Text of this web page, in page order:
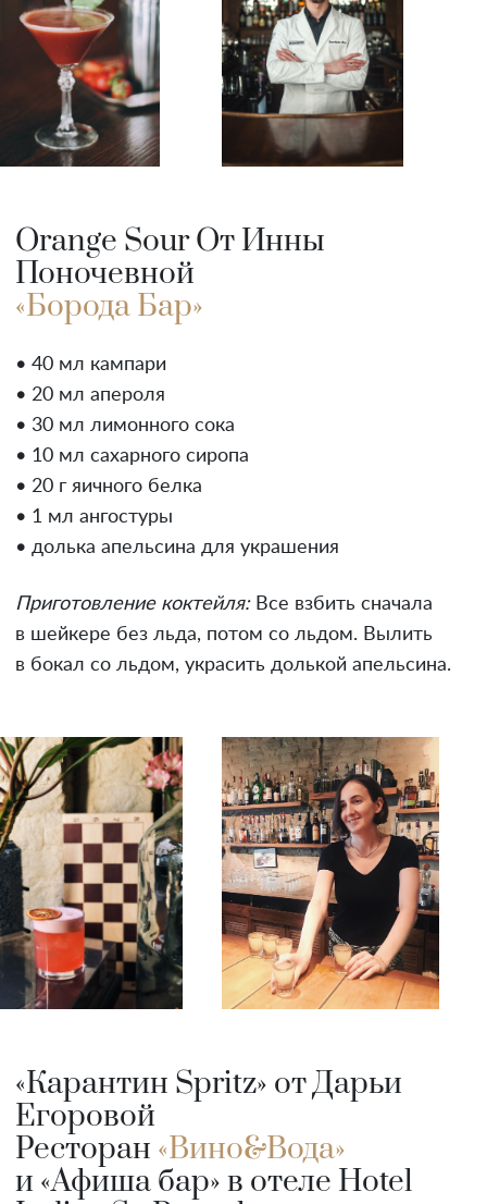
Orange Sour От Инны
Поночевной
«Борода Бар»
• 40 мл кампари
• 20 мл апероля
• 30 мл лимонного сока
• 10 мл сахарного сиропа
• 20 г яичного белка
• 1 мл ангостуры
• долька апельсина для украшения
Приготовление коктейля: Все взбить сначала
в шейкере без льда, потом со льдом. Вылить
в бокал со льдом, украсить долькой апельсина.
«Карантин Spritz» от Дарьи
Егоровой
Ресторан «Вино&Вода»
и «Афиша бар» в отеле Hotel